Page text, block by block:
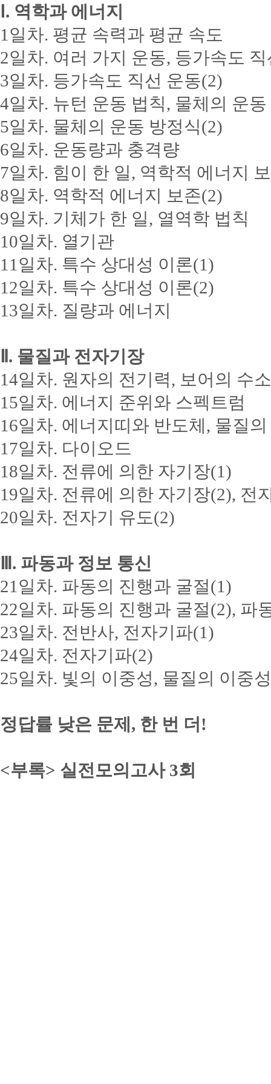
Ⅰ. 역학과 에너지
1일차. 평균 속력과 평균 속도
2일차. 여러 가지 운동, 등가속도
3일차. 등가속도 직선 운동(2)
4일차. 뉴턴 운동 법칙, 물체의 운
5일차. 물체의 운동 방정식(2)
6일차. 운동량과 충격량
7일차. 힘이 한 일, 역학적 에너지
8일차. 역학적 에너지 보존(2)
9일차. 기체가 한 일, 열역학 법칙
10일차. 열기관
11일차. 특수 상대성 이론(1)
12일차. 특수 상대성 이론(2)
13일차. 질량과 에너지
Ⅱ. 물질과 전자기장
14일차. 원자의 전기력, 보어의 수
15일차. 에너지 준위와 스펙트럼
16일차. 에너지띠와 반도체, 물질
17일차. 다이오드
18일차. 전류에 의한 자기장(1)
19일차. 전류에 의한 자기장(2), 전
20일차. 전자기 유도(2)
Ⅲ. 파동과 정보 통신
21일차. 파동의 진행과 굴절(1)
22일차. 파동의 진행과 굴절(2), 파
23일차. 전반사, 전자기파(1)
24일차. 전자기파(2)
25일차. 빛의 이중성, 물질의 이중성
정답률 낮은 문제, 한 번 더!
<부록> 실전모의고사 3회